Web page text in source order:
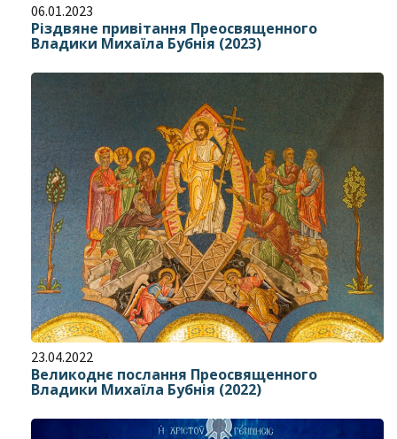
06.01.2023
Різдвяне привітання Преосвященного
Владики Михаїла Бубнія (2023)
23.04.2022
Великоднє послання Преосвященного
Владики Михаїла Бубнія (2022)